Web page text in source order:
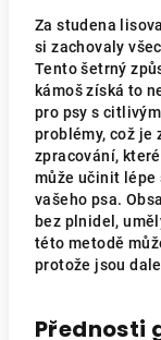
Za studena
si zachovaly
Tento šetrný
kámoš získá to
pro psy s
problémy, což je
zpracování,
může učinit
vašeho psa.
bez plnidel,
této metodě
protože jsou
Přednosti